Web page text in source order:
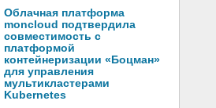
Облачная платформа
moncloud подтвердила
совместимость с
платформой
контейнеризации «Боцман»
для управления
мультикластерами
Kubernetes